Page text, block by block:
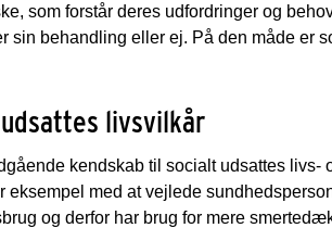
som forstår deres udfordringer og
sin behandling eller ej. På den måde er
livsvilkår
kendskab til socialt udsattes livs-
med at vejlede
og derfor har brug for mere